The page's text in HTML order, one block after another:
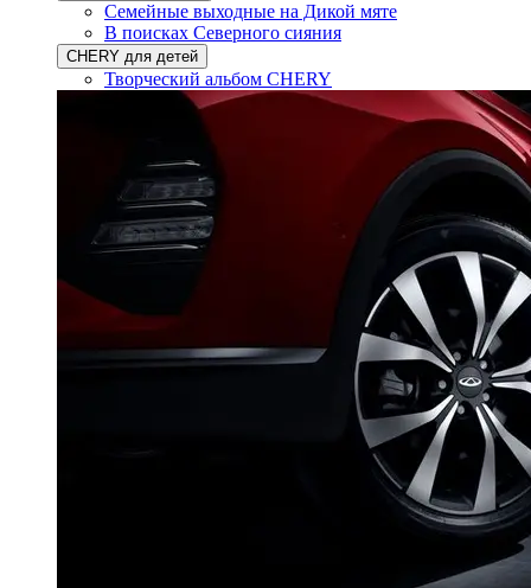
Семейные выходные на Дикой мяте
В поисках Северного сияния
CHERY для детей
Творческий альбом CHERY